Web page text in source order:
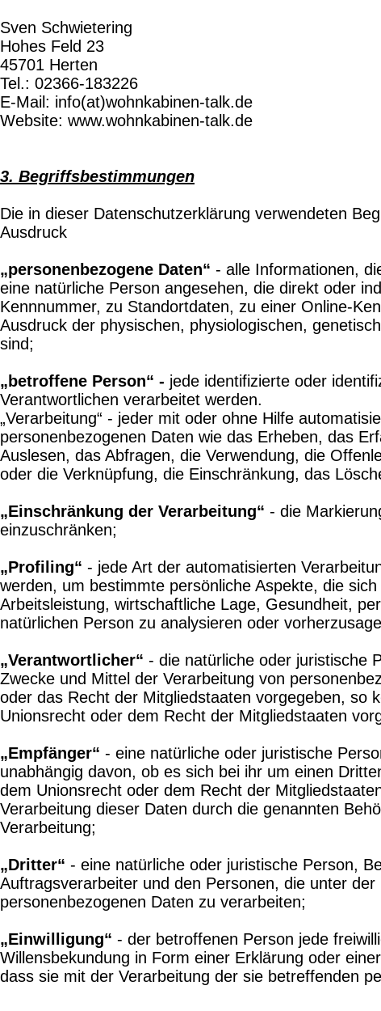
Sven Schwietering
Hohes Feld 23
45701 Herten
Tel.: 02366-183226
E-Mail: info(at)wohnkabinen-talk.de
Website: www.wohnkabinen-talk.de
3. Begriffsbestimmungen
Die in dieser Datenschutzerklärung verwendeten
Ausdruck
„personenbezogene Daten“ - alle Informationen,
eine natürliche Person angesehen, die direkt oder
Kennnummer, zu Standortdaten, zu einer Online-
Ausdruck der physischen, physiologischen,
sind;
„betroffene Person“ - jede identifizierte oder
Verantwortlichen verarbeitet werden.
„Verarbeitung“ - jeder mit oder ohne Hilfe
personenbezogenen Daten wie das Erheben, das
Auslesen, das Abfragen, die Verwendung, die
oder die Verknüpfung, die Einschränkung, das
„Einschränkung der Verarbeitung“ - die
einzuschränken;
„Profiling“ - jede Art der automatisierten
werden, um bestimmte persönliche Aspekte, die
Arbeitsleistung, wirtschaftliche Lage, Gesundheit,
natürlichen Person zu analysieren oder
„Verantwortlicher“ - die natürliche oder juristische
Zwecke und Mittel der Verarbeitung von
oder das Recht der Mitgliedstaaten vorgegeben, so
Unionsrecht oder dem Recht der Mitgliedstaaten
„Empfänger“ - eine natürliche oder juristische
unabhängig davon, ob es sich bei ihr um einen
dem Unionsrecht oder dem Recht der
Verarbeitung dieser Daten durch die genannten
Verarbeitung;
„Dritter“ - eine natürliche oder juristische Person,
Auftragsverarbeiter und den Personen, die unter
personenbezogenen Daten zu verarbeiten;
„Einwilligung“ - der betroffenen Person jede
Willensbekundung in Form einer Erklärung oder
dass sie mit der Verarbeitung der sie betreffenden